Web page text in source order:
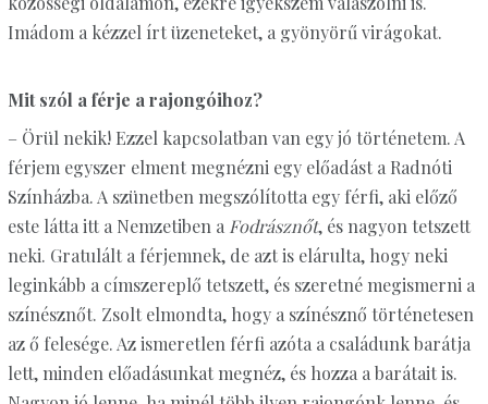
Imádom a kézzel írt üzeneteket, a gyönyörű virágokat.
Mit szól a férje a rajongóihoz?
– Örül nekik! Ezzel kapcsolatban van egy jó történetem. A
férjem egyszer elment megnézni egy előadást a Radnóti
Színházba. A szünetben megszólította egy férfi, aki előző
este látta itt a Nemzetiben a Fodrásznőt, és nagyon tetszett
neki. Gratulált a férjemnek, de azt is elárulta, hogy neki
leginkább a címszereplő tetszett, és szeretné megismerni a
színésznőt. Zsolt elmondta, hogy a színésznő történetesen
az ő felesége. Az ismeretlen férfi azóta a családunk barátja
lett, minden előadásunkat megnéz, és hozza a barátait is.